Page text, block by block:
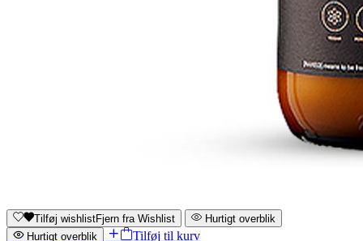
Tilføj wishlistFjern fra Wishlist
Hurtigt overblik
Hurtigt overblik
Tilføj til kurv